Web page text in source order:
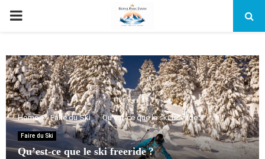
PRIMARY
Home Faire du Ski Qu’est-ce que le ski freeride ?
Faire du Ski
Qu’est-ce que le ski freeride ?